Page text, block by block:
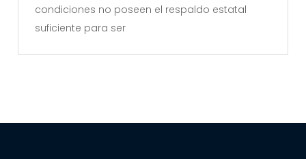
condiciones no poseen el respaldo estatal
suficiente para ser